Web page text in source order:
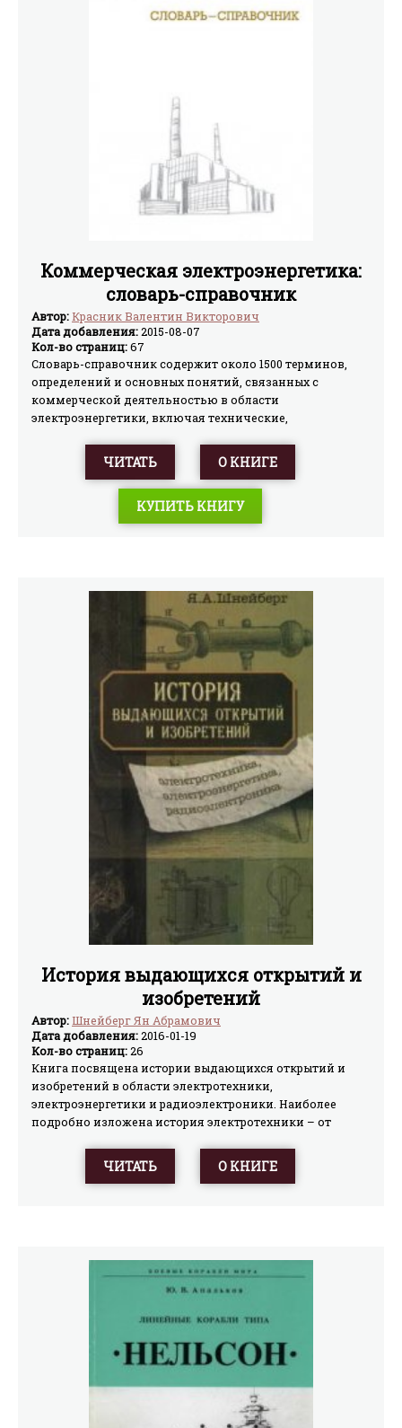
Коммерческая электроэнергетика:
словарь-справочник
Автор:Красник Валентин Викторович
Дата добавления:2015-08-07
Кол-во страниц:67
Словарь-справочник содержит около 1500 терминов,
определений и основных понятий, связанных с
коммерческой деятельностью в области
электроэнергетики, включая технические,
правовые аспекты. Все термины сопровождаются
ссылками на соответствующие стандарты
(использовано 55 государственных и международных
стандартов), законодательные, нормативные правовые
акты, нормативно-технические документы,
эксплуатационные, энергоснабжающие, проектные,
научно-исследовательские, монтажно-наладочные
организации, а также для персонала органов
Ростехнадзора. Может быть рекомендован студентам
энергетических вузов.
ЧИТАТЬ О КНИГЕ
КУПИТЬ КНИГУ
История выдающихся открытий и
изобретений
Автор:Шнейберг Ян Абрамович
Дата добавления:2016-01-19
Кол-во страниц:26
Книга посвящена истории выдающихся открытий и
изобретений в области электротехники,
электроэнергетики и радиоэлектроники. Наиболее
подробно изложена история электротехники – от
явлений еще до нашей эры до создания устройств,
машин и приборов современного типа. Более кратко
ЧИТАТЬ О КНИГЕ